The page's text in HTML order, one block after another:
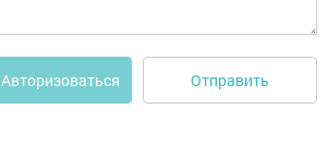
Авторизоваться Отправить